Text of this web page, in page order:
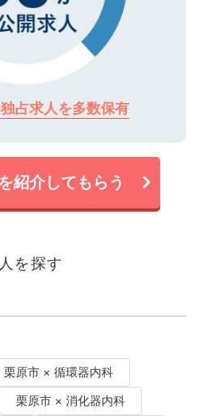
占求人を多数保有
紹介してもらう
を探す
栗原市 × 循環器内科
栗原市 × 消化器内科